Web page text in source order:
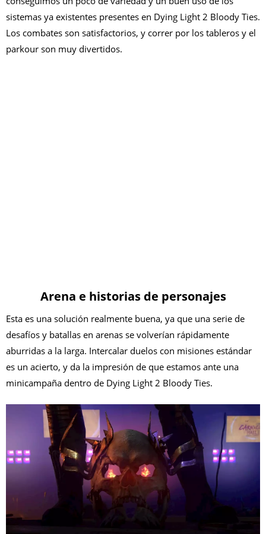
sistemas ya existentes presentes en Dying Light 2 Bloody Ties.
Los combates son satisfactorios, y correr por los tableros y el
parkour son muy divertidos.
Arena e historias de personajes
Esta es una solución realmente buena, ya que una serie de
desafíos y batallas en arenas se volverían rápidamente
aburridas a la larga. Intercalar duelos con misiones estándar
es un acierto, y da la impresión de que estamos ante una
minicampaña dentro de Dying Light 2 Bloody Ties.